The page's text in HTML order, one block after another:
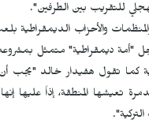
للتقريب بين الطرفين".
والأحزاب الديمقراطية
ديمقراطية" متمثل
كما تقول هفيدار خالد "يجب
المنطقة، إذاً عليها